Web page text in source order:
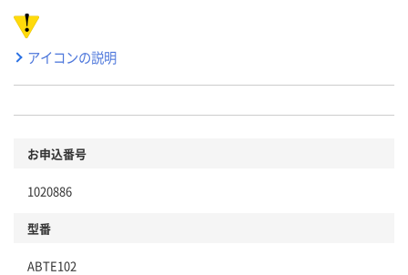
アイコンの説明
お申込番号
1020886
型番
ABTE102